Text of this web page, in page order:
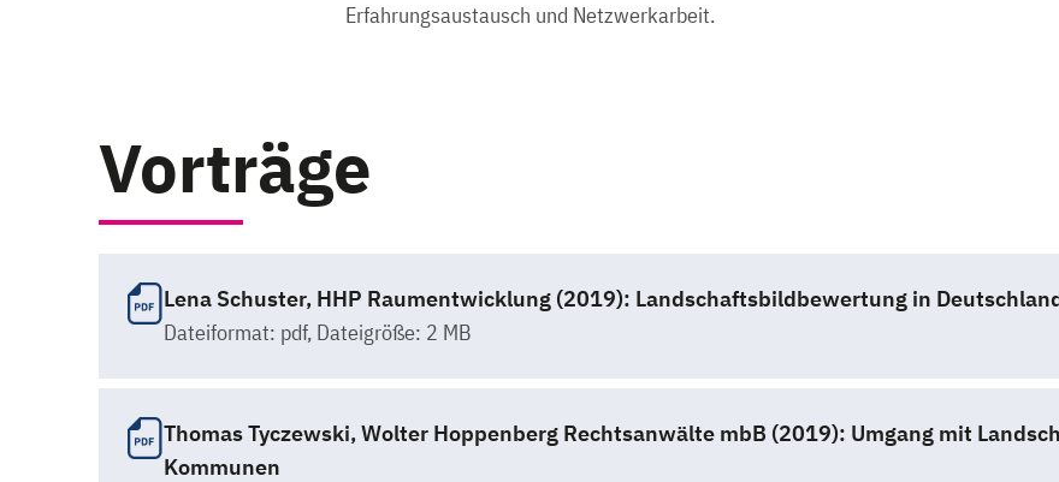
Erfahrungsaustausch und Netzwerkarbeit.
Vorträge
Lena Schuster, HHP Raumentwicklung (2019): Landschaftsbildbewertung in
Dateiformat: pdf, Dateigröße: 2 MB
Thomas Tyczewski, Wolter Hoppenberg Rechtsanwälte mbB (2019): Umgang mit
Kommunen